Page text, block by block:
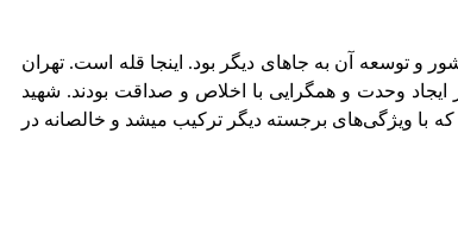
و توسعه آن به جاهای دیگر بود. اینجا قله است. تهران
وحدت و همگرایی با اخلاص و صداقت بودند. شهید
با ویژگی‌های برجسته دیگر ترکیب میشد و خالصانه در